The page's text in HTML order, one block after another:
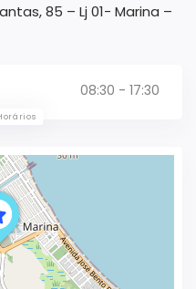
85 – Lj 01- Marina –
08:30 - 17:30